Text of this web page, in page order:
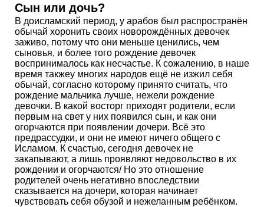
Сын или дочь?
В доисламский период, у арабов был распространён
обычай хоронить своих новорождённых девочек
заживо, потому что они меньше ценились, чем
сыновья, и более того рождение девочек
воспринималось как несчастье. К сожалению, в наше
время такжеу многих народов ещё не изжил себя
обычай, согласно которому принято считать, что
рождение мальчика лучше, нежели рождение
девочки. В какой восторг приходят родители, если
первым на свет у них появился сын, и как они
огорчаются при появлении дочери. Всё это
предрассудки, и они не имеют ничего общего с
Исламом. К счастью, сегодня девочек не
закапывают, а лишь проявляют недовольство в их
рождении и огорчаются/ Но это отношение
родителей очень негативно впоследствии
сказывается на дочери, которая начинает
чувствовать себя обузой и нежеланным ребёнком.